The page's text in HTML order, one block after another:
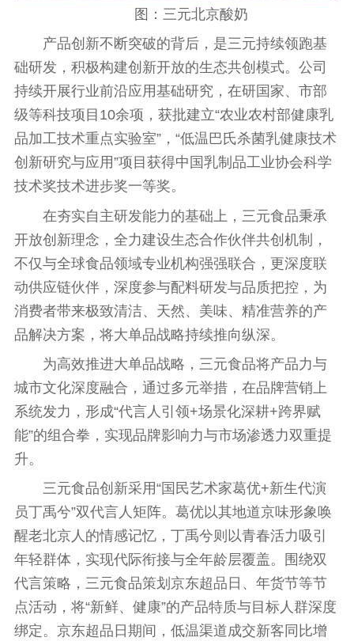
图：三元北京酸奶
产品创新不断突破的背后，是三元持续领跑基
础研发，积极构建创新开放的生态共创模式。公司
持续开展行业前沿应用基础研究，在研 国家、市部
级等科技项目10余项，获批建立“农业农村部健康乳
品加工技术重点实验室”，“低温巴氏杀菌乳健康技术
创新研究与应用”项目获得中国乳制品工业协会科学
技术奖技术进步奖一等奖。
在夯实自主研发能力的基础上，三元食品秉承
开放创新理念，全力建设生态合作伙伴共创机制，
不仅与全球食品领域专业机构强强联合，更深度联
动供应链伙伴，深度参与配料研发与品质把控，为
消费者带来极致清洁、天然、美味、精准营养的产
品解决方案，将大单品战略持续推向纵深。
为高效推进大单品战略，三元食品将产品力与
城市文化深度融合，通过多元举措，在品牌营销上
系统发力，形成“代言人引领+场景化深耕+跨界赋
能”的组合拳，实现品牌影响力与市场渗透力双重提
升。
三元食品创新采用“国民艺术家葛优+新生代演
员丁禹兮”双代言人矩阵。葛优以其地道京味形象唤
醒老北京人的情感记忆，丁禹兮则以青春活力吸引
年轻群体，实现代际衔接与全年龄层覆盖。围绕双
代言策略，三元食品策划京东超品日、年货节等节
点活动，将“新鲜、健康”的产品特质与目标人群深度
绑定。京东超品日期间，低温渠道成交新客同比增